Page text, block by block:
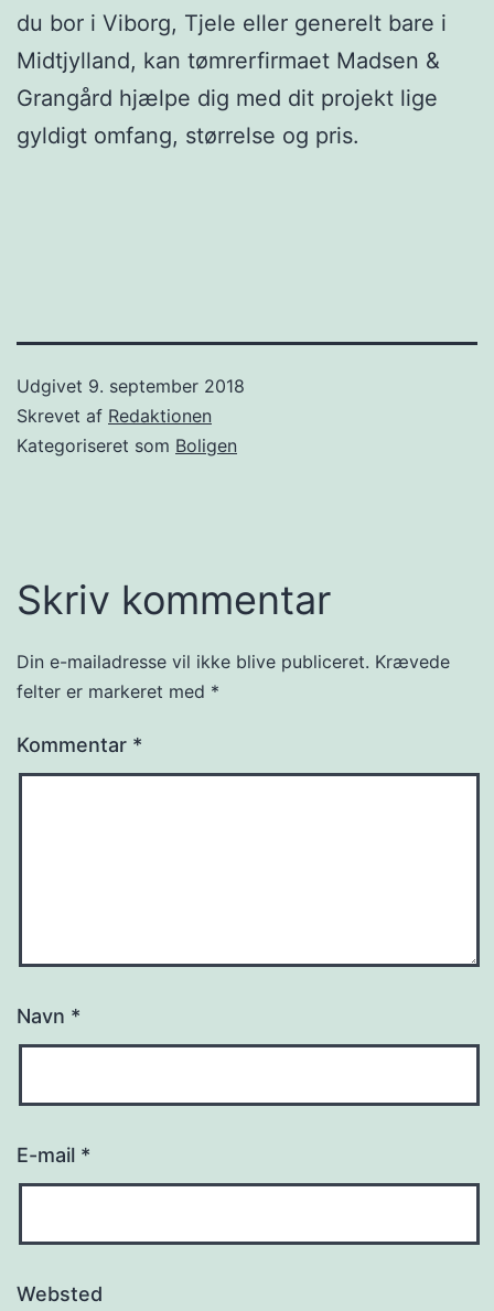
du bor i Viborg, Tjele eller generelt bare i
Midtjylland, kan tømrerfirmaet Madsen &
Grangård hjælpe dig med dit projekt lige
gyldigt omfang, størrelse og pris.
Udgivet 9. september 2018
Skrevet af Redaktionen
Kategoriseret som Boligen
Skriv kommentar
Din e-mailadresse vil ikke blive publiceret. Krævede
felter er markeret med *
Kommentar *
Navn *
E-mail *
Websted